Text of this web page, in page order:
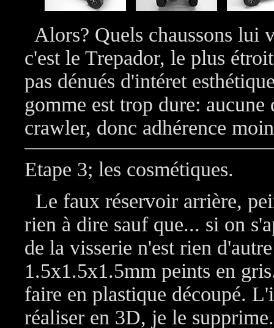
Alors? Quels chaussons lui
c'est le Trepador, le plus
pas dénués d'intéret
gomme est trop dure:
crawler, donc adhérence
Etape 3; les cosmétiques.
Le faux réservoir arrière,
rien à dire sauf que... si on
de la visserie n'est rien
1.5x1.5x1.5mm peints en
faire en plastique découpé.
réaliser en 3D, je le supprime.